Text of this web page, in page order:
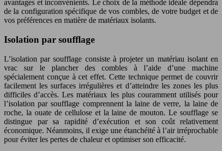
avantages et inconvénients. Le choix de la méthode idéale dépendra
de la configuration spécifique de vos combles, de votre budget et de
vos préférences en matière de matériaux isolants.
Isolation par soufflage
L’isolation par soufflage consiste à projeter un matériau isolant en
vrac sur le plancher des combles à l’aide d’une machine
spécialement conçue à cet effet. Cette technique permet de couvrir
facilement les surfaces irrégulières et d’atteindre les zones les plus
difficiles d’accès. Les matériaux les plus couramment utilisés pour
l’isolation par soufflage comprennent la laine de verre, la laine de
roche, la ouate de cellulose et la laine de mouton. Le soufflage se
distingue par sa rapidité d’exécution et son coût relativement
économique. Néanmoins, il exige une étanchéité à l’air irréprochable
pour éviter les pertes de chaleur et optimiser son efficacité.